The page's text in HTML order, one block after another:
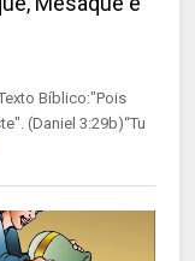
Bíblico:"Pois
(Daniel 3:29b)“Tu